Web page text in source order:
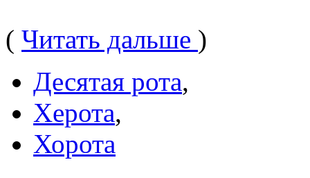
( Читать дальше )
Десятая рота,
Херота,
Хорота